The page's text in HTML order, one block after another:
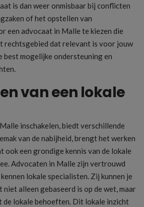
is dan weer onmisbaar bij conflicten
of het opstellen van
een advocaat in Malle te kiezen die
rechtsgebied dat relevant is voor jouw
best mogelijke ondersteuning en
van een lokale
inschakelen, biedt verschillende
van de nabijheid, brengt het werken
ook een grondige kennis van de lokale
Advocaten in Malle zijn vertrouwd
lokale specialisten. Zij kunnen je
alleen gebaseerd is op de wet, maar
de lokale behoeften. Dit lokale inzicht